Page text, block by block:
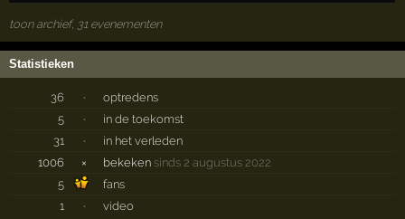
toon archief, 31 evenementen
Statistieken
36 ·
optredens
5
·
in de toekomst
31
·
in het verleden
1006
× bekeken sinds 2 augustus 2022
5
fans
1
· video